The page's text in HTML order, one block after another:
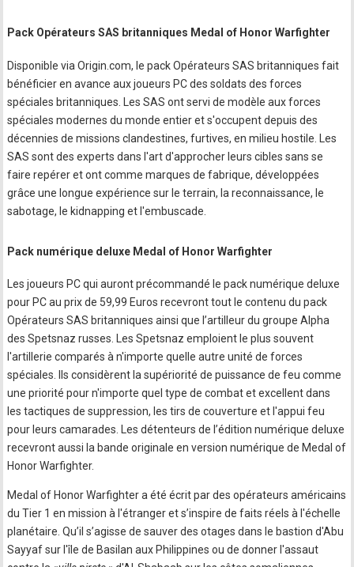
Pack Opérateurs SAS britanniques Medal of Honor Warfighter
Disponible via Origin.com, le pack Opérateurs SAS britanniques fait
bénéficier en avance aux joueurs PC des soldats des forces
spéciales britanniques. Les SAS ont servi de modèle aux forces
spéciales modernes du monde entier et s'occupent depuis des
décennies de missions clandestines, furtives, en milieu hostile. Les
SAS sont des experts dans l'art d'approcher leurs cibles sans se
faire repérer et ont comme marques de fabrique, développées
grâce une longue expérience sur le terrain, la reconnaissance, le
sabotage, le kidnapping et l'embuscade.
Pack numérique deluxe Medal of Honor Warfighter
Les joueurs PC qui auront précommandé le pack numérique deluxe
pour PC au prix de 59,99 Euros recevront tout le contenu du pack
Opérateurs SAS britanniques ainsi que l’artilleur du groupe Alpha
des Spetsnaz russes. Les Spetsnaz emploient le plus souvent
l'artillerie comparés à n'importe quelle autre unité de forces
spéciales. Ils considèrent la supériorité de puissance de feu comme
une priorité pour n'importe quel type de combat et excellent dans
les tactiques de suppression, les tirs de couverture et l'appui feu
pour leurs camarades. Les détenteurs de l’édition numérique deluxe
recevront aussi la bande originale en version numérique de Medal of
Honor Warfighter.
Medal of Honor Warfighter a été écrit par des opérateurs américains
du Tier 1 en mission à l'étranger et s’inspire de faits réels à l'échelle
planétaire. Qu’il s’agisse de sauver des otages dans le bastion d'Abu
Sayyaf sur l'île de Basilan aux Philippines ou de donner l'assaut